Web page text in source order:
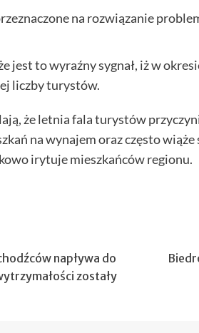
na rozwiązanie
jest to wyraźny sygnał, iż w
liczby turystów.
że letnia fala turystów
na wynajem oraz często
irytuje mieszkańców regionu.
napływa do
zostały